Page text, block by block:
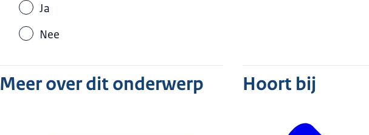
Ja
Nee
Meer over dit onderwerp Hoort bij